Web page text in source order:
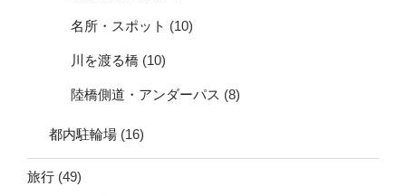
名所・スポット (10)
川を渡る橋 (10)
陸橋側道・アンダーパス (8)
都内駐輪場 (16)
旅行 (49)